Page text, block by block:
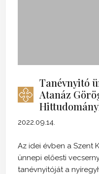
Tanévnyitó
Atanáz
2022.09.14.
Az idei évben a Szent
ünnepi előesti
tanévnyitóját a